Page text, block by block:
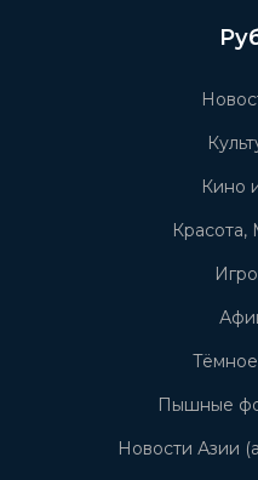
Кино
Красота,
Пышные
Новости Азии